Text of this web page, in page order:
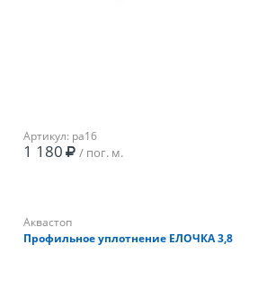
Артикул: pa16
1 180 / пог. м.
Аквастоп
Профильное уплотнение ЕЛОЧКА 3,8